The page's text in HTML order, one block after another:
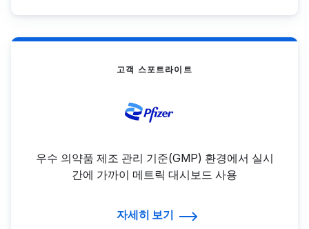
고객 스포트라이트
우수 의약품 제조 관리 기준(GMP) 환경에서 실시
간에 가까이 메트릭 대시보드 사용
자세히 보기